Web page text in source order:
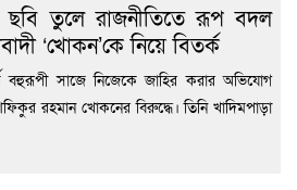
ছবি তুলে রাজনীতিতে রূপ বদল
‘খোকন’কে নিয়ে বিতর্ক
বহুরূপী সাজে নিজেকে জাহির করার অভিযোগ
রহমান খোকনের বিরুদ্ধে। তিনি খাদিমপাড়া